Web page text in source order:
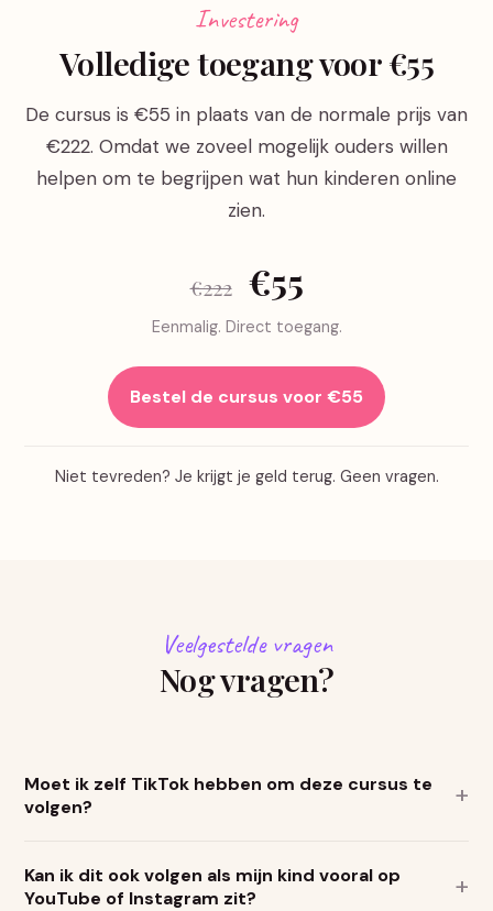
Investering
Volledige toegang voor €55
De cursus is €55 in plaats van de normale prijs van
€222. Omdat we zoveel mogelijk ouders willen
helpen om te begrijpen wat hun kinderen online
zien.
€222 €55
Eenmalig. Direct toegang.
Bestel de cursus voor €55
Niet tevreden? Je krijgt je geld terug. Geen vragen.
Veelgestelde vragen
Nog vragen?
Moet ik zelf TikTok hebben om deze cursus te
volgen?
uitleg zodat je precies ziet wat je tiener tegenkomt,
Kan ik dit ook volgen als mijn kind vooral op
YouTube of Instagram zit?